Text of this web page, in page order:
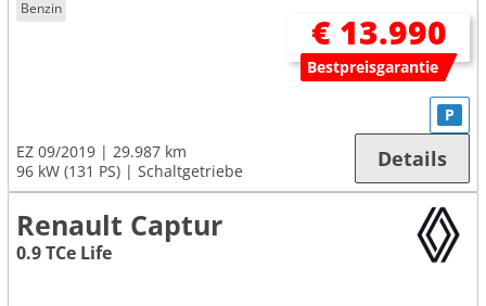
Benzin
€ 13.990
Bestpreisgarantie
EZ 09/2019
29.987 km
96 kW (131 PS)
Schaltgetriebe
P
Details
Renault Captur
0.9 TCe Life